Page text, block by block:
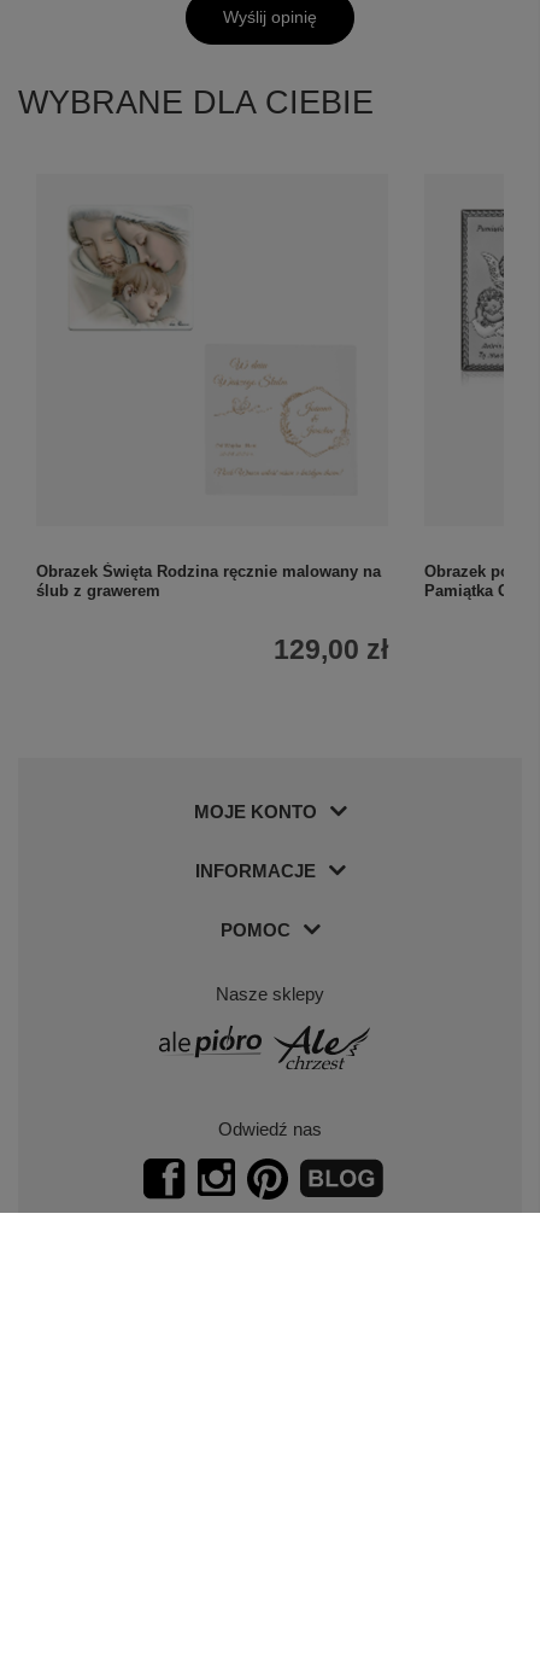
Wyślij opinię
WYBRANE DLA CIEBIE
Obrazek Święta Rodzina ręcznie malowany na
ślub z grawerem
129,00 zł
Obrazek
Pamiątka
MOJE KONTO
INFORMACJE
POMOC
Nasze sklepy
Odwiedź nas